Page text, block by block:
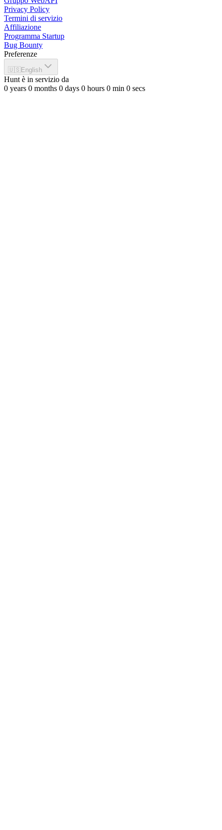
Privacy Policy
Termini di servizio
Affiliazione
Programma Startup
Bug Bounty
Preferenze
🇺🇸 English
Hunt è in servizio da
0 years 0 months 0 days 0 hours 0 min 0 secs